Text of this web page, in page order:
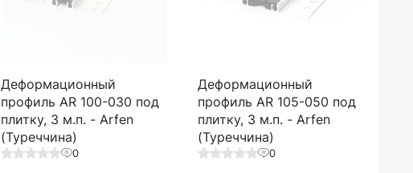
Деформационный
профиль AR 100-030 под
плитку, 3 м.п. - Arfen
(Туреччина)
0
Деформационный
профиль AR 105-050 под
плитку, 3 м.п. - Arfen
(Туреччина)
0